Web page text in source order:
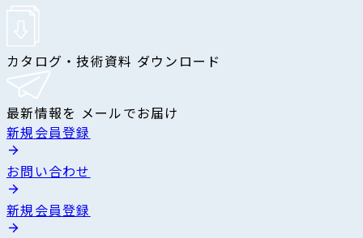
カタログ・技術資料 ダウンロード
最新情報を メールでお届け
新規会員登録
お問い合わせ
新規会員登録